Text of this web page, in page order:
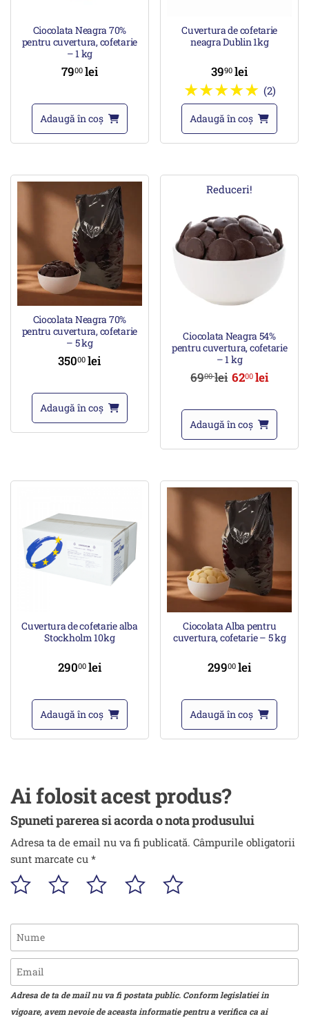
Ciocolata Neagra 70%
pentru cuvertura, cofetarie
– 1 kg
7900 lei
Adaugă în coș
Cuvertura de cofetarie
neagra Dublin 1kg
3990lei
(2)
Adaugă în coș
Ciocolata Neagra 70%
pentru cuvertura, cofetarie
– 5 kg
35000lei
Adaugă în coș
Reduceri!
Ciocolata Neagra 54%
pentru cuvertura, cofetarie
– 1 kg
6900lei 6200lei
Adaugă în coș
Cuvertura de cofetarie alba
Stockholm 10kg
29000 lei
Adaugă în coș
Ciocolata Alba pentru
cuvertura, cofetarie – 5 kg
29900lei
Adaugă în coș
Ai folosit acest produs?
Spuneti parerea si acorda o nota produsului
Adresa ta de email nu va fi publicată. Câmpurile obligatorii
sunt marcate cu *
Adresa de ta de mail nu va fi postata public. Conform legislatiei in
vigoare, avem nevoie de aceasta informatie pentru a verifica ca ai